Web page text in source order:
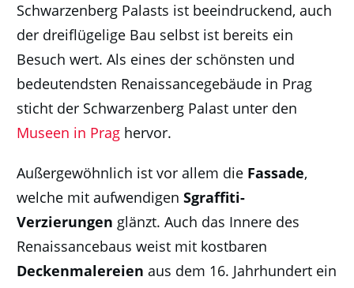
Schwarzenberg Palasts ist beeindruckend, auch
der dreiflügelige Bau selbst ist bereits ein
Besuch wert. Als eines der schönsten und
bedeutendsten Renaissancegebäude in Prag
sticht der Schwarzenberg Palast unter den
Museen in Prag hervor.
Außergewöhnlich ist vor allem die Fassade,
welche mit aufwendigen Sgraffiti-
Verzierungen glänzt. Auch das Innere des
Renaissancebaus weist mit kostbaren
Deckenmalereien aus dem 16. Jahrhundert ein